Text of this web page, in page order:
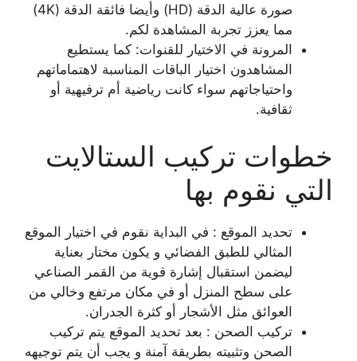
صورة عالية الدقة (HD) وأيضا فائقة الدقة (4K)
مما يعزز تجربة المشاهدة لكم.
المرونة في الاختيار للقنوات: كما يستطيع
المشاهدون اختيار الباقات المناسبة لاهتماماتهم
واحتياجاتهم سواء كانت رياضية أم ترفيهية أو
ثقافية.
خطوات تركيب الستالايت
التي نقوم بها
تحديد الموقع : في البداية نقوم في اختيار الموقع
المثالي للطبق الفضائي و يكون مختار بعناية
ليضمن استقبال إشارة قوية من القمر الصناعي
على سطح المنزل أو في مكان مرتفع وخالي من
العوائق مثل الأشجار أو كثرة الجدران.
تركيب الصحن : بعد تحديد الموقع يتم تركيب
الصحن وتثبيته بطريقة آمنة و يجب أن يتم توجيهه